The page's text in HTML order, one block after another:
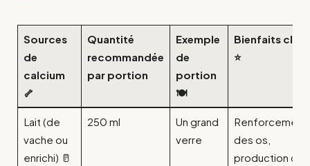
Sources
de
calcium
🦴
Quantité
recommandée
par portion
Exemple
de
portion
🍽️
Bienfaits clés
⭐
Lait (de
vache ou
enrichi) 🥛
250 ml
Un grand
verre
Renforcement
des os,
production de